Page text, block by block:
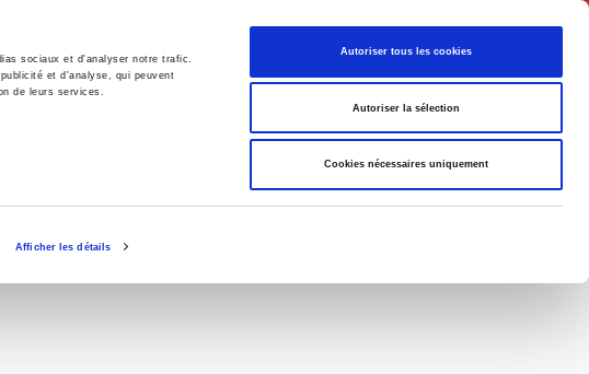
sociaux et d'analyser notre trafic.
et d'analyse, qui peuvent
de leurs services.
Afficher les détails
Autoriser tous les cookies
Autoriser la sélection
Cookies nécessaires uniquement
Français